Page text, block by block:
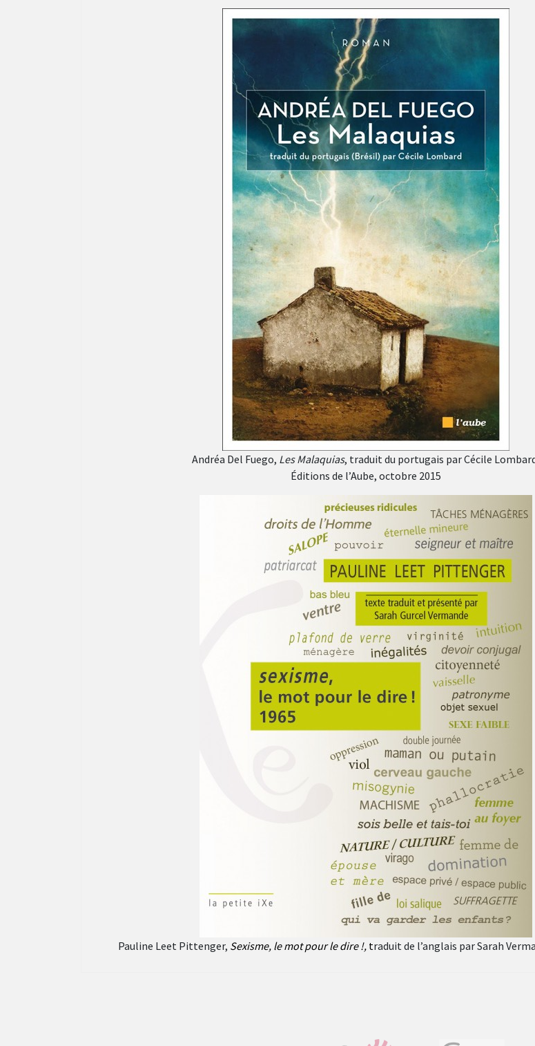
Andréa Del Fuego, Les Malaquias, traduit du portugais par Cécile
Éditions de l’Aube, octobre 2015
Pauline Leet Pittenger, Sexisme, le mot pour le dire !, traduit de l’anglais par Sarah